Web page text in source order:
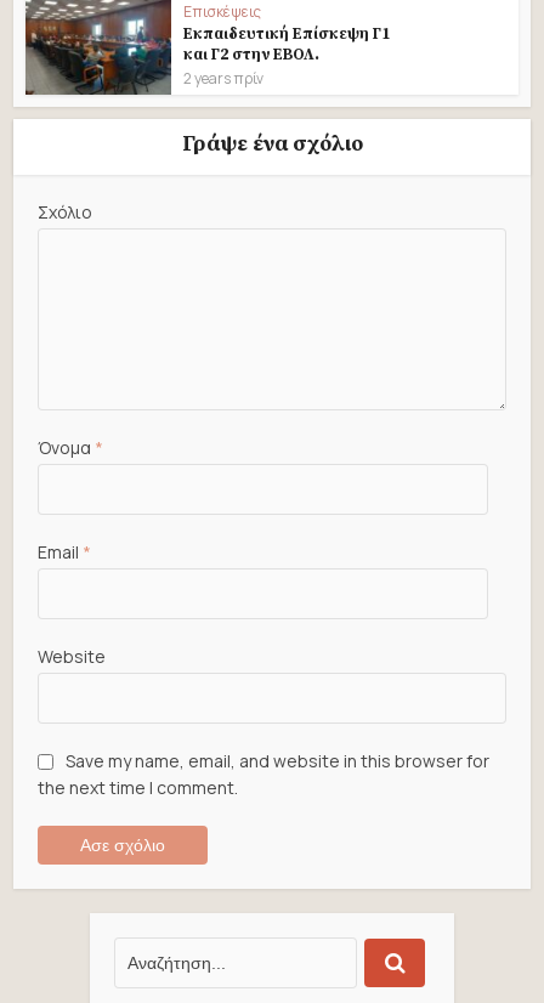
Επισκέψεις
Εκπαιδευτική Επίσκεψη Γ1
και Γ2 στην ΕΒΟΛ.
2 years πρίν
Γράψε ένα σχόλιο
Σχόλιο
Όνομα *
Email *
Website
Save my name, email, and website in this browser for
the next time I comment.